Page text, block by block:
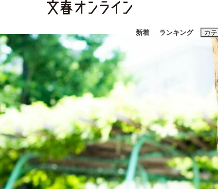
新着 ランキング カ
ニュー
「90%は失敗する。でも…」本田圭佑が初
終戦から81年
おすすめの
#藤田晋
#三
#玉木雄一郎